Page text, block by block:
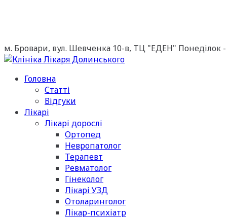
м. Бровари, вул. Шевченка 10-в, ТЦ "ЕДЕН" Понеділок
Головна
Статті
Відгуки
Лікарі
Лікарі дорослі
Ортопед
Невропатолог
Терапевт
Ревматолог
Гінеколог
Лікарі УЗД
Отоларинголог
Лікар-психіатр